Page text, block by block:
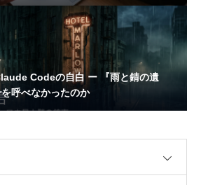
Codeの自白 ー 『雨と錆の遺
呼べなかったのか